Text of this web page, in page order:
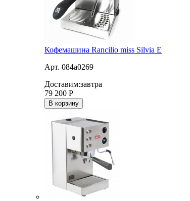
Кофемашина Rancilio miss Silvia E
Арт. 084a0269
Доставим:завтра
79 200 Р
В корзину